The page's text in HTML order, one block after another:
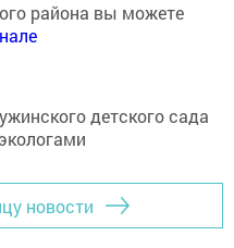
района вы можете
новости